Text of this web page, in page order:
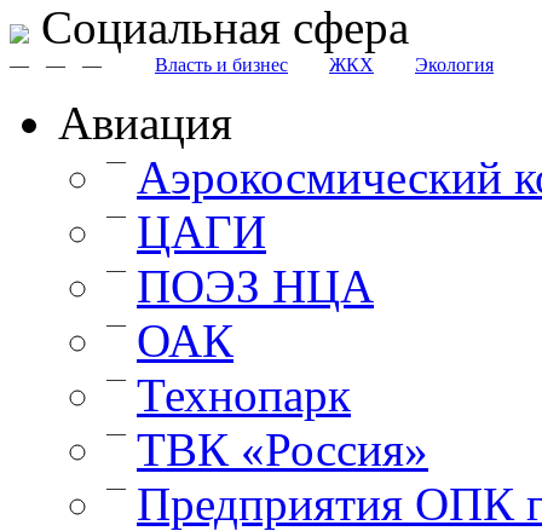
Cоциальная сфера
— Власть и бизнес
— ЖКХ
— Экология
Авиация
— Аэрокосмический
— ЦАГИ
— ПОЭЗ НЦА
— ОАК
— Технопарк
— ТВК «Россия»
— Предприятия ОПК